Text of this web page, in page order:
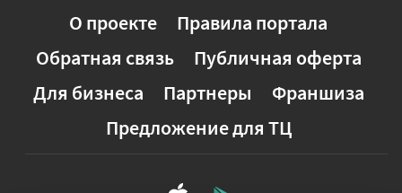
О проекте
Правила портала
Обратная связь
Публичная оферта
Для бизнеса
Партнеры
Франшиза
Предложение для ТЦ